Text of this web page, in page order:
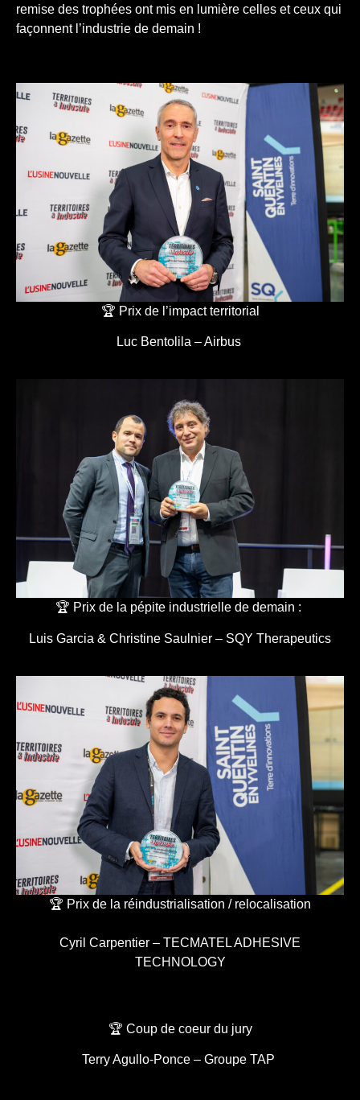
remise des trophées ont mis en lumière celles et ceux qui
façonnent l’industrie de demain !
🏆 Prix de l’impact territorial
Luc Bentolila – Airbus
🏆 Prix de la pépite industrielle de demain :
Luis Garcia & Christine Saulnier – SQY Therapeutics
🏆 Prix de la réindustrialisation / relocalisation
Cyril Carpentier – TECMATEL ADHESIVE
TECHNOLOGY
🏆 Coup de coeur du jury
Terry Agullo-Ponce – Groupe TAP